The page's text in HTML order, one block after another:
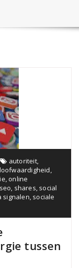
autoriteit,
,
,online
seo, shares, social
signalen, sociale
tussen